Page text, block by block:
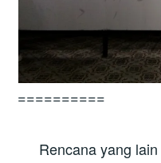
==========
Rencana yang